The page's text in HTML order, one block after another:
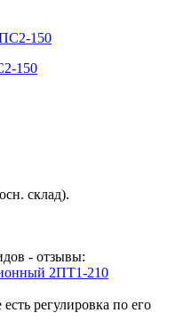
150
склад).
- отзывы:
2ПТ1-210
регулировка по его